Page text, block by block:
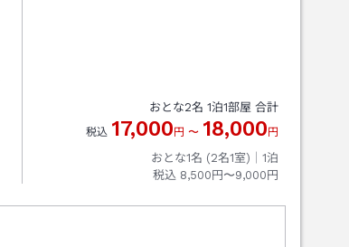
おとな2名 1泊1部屋 合計
税込 17,000 円 〜 18,000 円
おとな1名 (2名1室)｜ 1泊
税込 8,500円〜9,000円